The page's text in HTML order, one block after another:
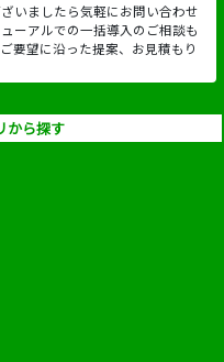
いましたら気軽にお問い合わせ
ーアルでの一括導入のご相談も
要望に沿った提案、お見積もり
から探す